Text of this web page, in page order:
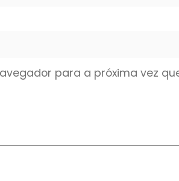
para a próxima vez